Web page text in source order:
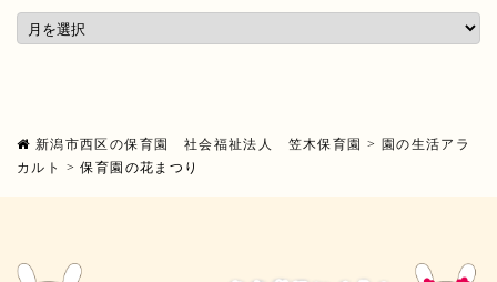
新潟市西区の保育園 社会福祉法人 笠木保育園 >
園の生活アラ
カルト
>保育園の花まつり